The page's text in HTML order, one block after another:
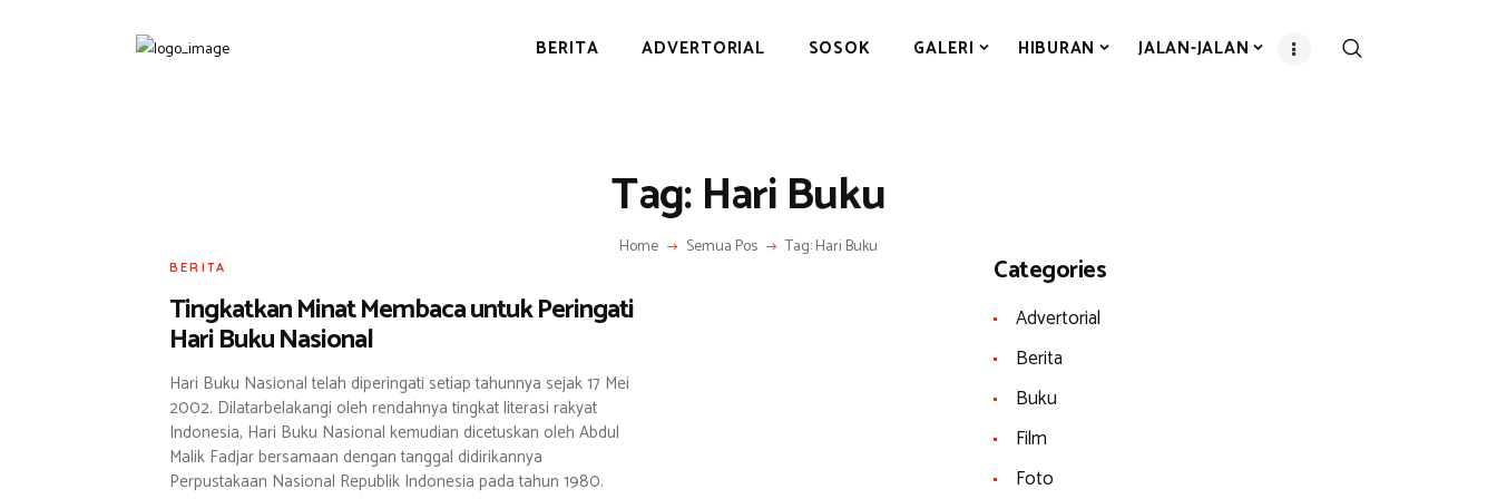
BERITA ADVERTORIAL SOSOK GALERI HIBURAN JALAN-JALAN
Tag: Hari Buku
Home Semua Pos Tag: Hari Buku
ADVERTORIAL
JALAN-JALAN
GAYA HIDUP
OLAHRAGA
OPINI
BERITA
Tingkatkan Minat Membaca untuk Peringati
Hari Buku Nasional
Hari Buku Nasional telah diperingati setiap tahunnya sejak 17 Mei
2002. Dilatarbelakangi oleh rendahnya tingkat literasi rakyat
Indonesia, Hari Buku Nasional kemudian dicetuskan oleh Abdul
Malik Fadjar bersamaan dengan tanggal didirikannya
Perpustakaan Nasional Republik Indonesia pada tahun 1980.
Categories
Advertorial
Berita
Buku
Film
Foto